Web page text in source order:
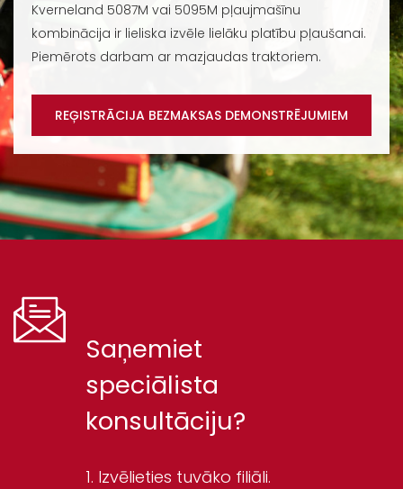
Kverneland 5087M vai 5095M pļaujmašīnu
kombinācija ir lieliska izvēle lielāku platību pļaušanai.
Piemērots darbam ar mazjaudas traktoriem.
REĢISTRĀCIJA BEZMAKSAS DEMONSTRĒJUMIEM
Saņemiet
speciālista
konsultāciju?
Izvēlieties tuvāko filiāli.